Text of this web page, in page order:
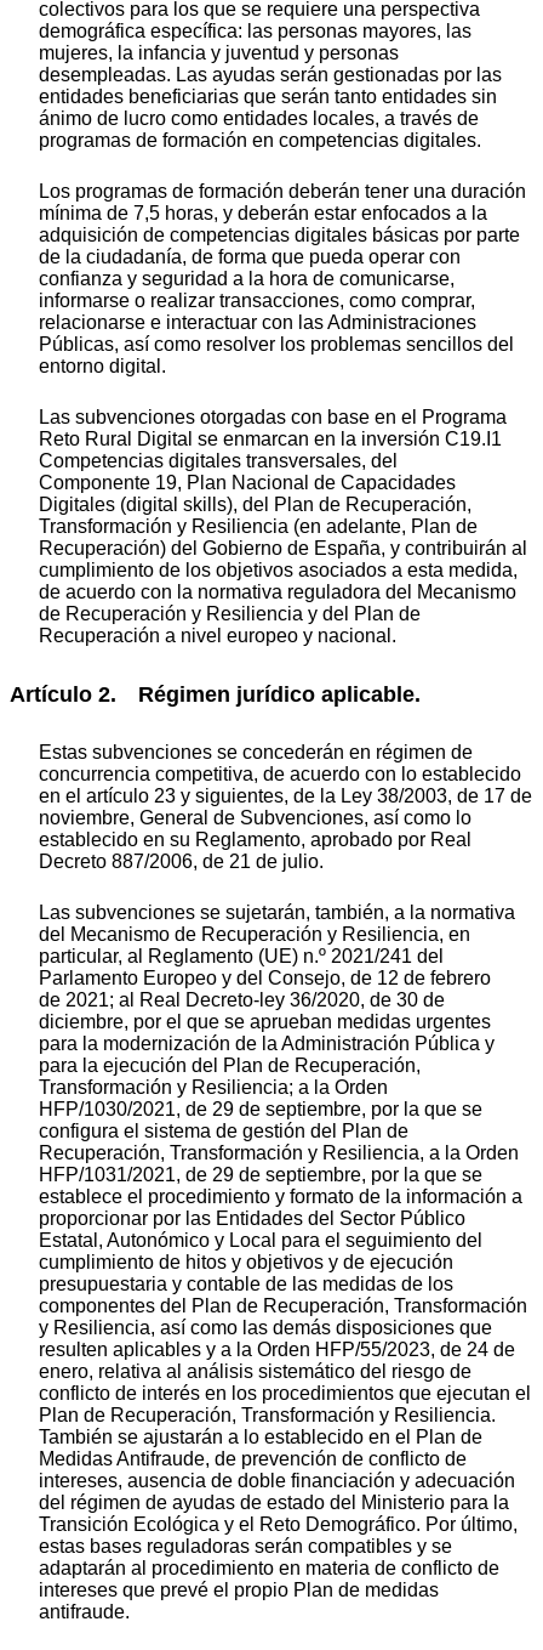
colectivos para los que se requiere una perspectiva
demográfica específica: las personas mayores, las
mujeres, la infancia y juventud y personas
desempleadas. Las ayudas serán gestionadas por las
entidades beneficiarias que serán tanto entidades sin
ánimo de lucro como entidades locales, a través de
programas de formación en competencias digitales.
Los programas de formación deberán tener una duración
mínima de 7,5 horas, y deberán estar enfocados a la
adquisición de competencias digitales básicas por parte
de la ciudadanía, de forma que pueda operar con
confianza y seguridad a la hora de comunicarse,
informarse o realizar transacciones, como comprar,
relacionarse e interactuar con las Administraciones
Públicas, así como resolver los problemas sencillos del
entorno digital.
Las subvenciones otorgadas con base en el Programa
Reto Rural Digital se enmarcan en la inversión C19.I1
Competencias digitales transversales, del
Componente 19, Plan Nacional de Capacidades
Digitales (digital skills), del Plan de Recuperación,
Transformación y Resiliencia (en adelante, Plan de
Recuperación) del Gobierno de España, y contribuirán al
cumplimiento de los objetivos asociados a esta medida,
de acuerdo con la normativa reguladora del Mecanismo
de Recuperación y Resiliencia y del Plan de
Recuperación a nivel europeo y nacional.
Artículo 2. Régimen jurídico aplicable.
Estas subvenciones se concederán en régimen de
concurrencia competitiva, de acuerdo con lo establecido
en el artículo 23 y siguientes, de la Ley 38/2003, de 17 de
noviembre, General de Subvenciones, así como lo
establecido en su Reglamento, aprobado por Real
Decreto 887/2006, de 21 de julio.
Las subvenciones se sujetarán, también, a la normativa
del Mecanismo de Recuperación y Resiliencia, en
particular, al Reglamento (UE) n.º 2021/241 del
Parlamento Europeo y del Consejo, de 12 de febrero
de 2021; al Real Decreto-ley 36/2020, de 30 de
diciembre, por el que se aprueban medidas urgentes
para la modernización de la Administración Pública y
para la ejecución del Plan de Recuperación,
Transformación y Resiliencia; a la Orden
HFP/1030/2021, de 29 de septiembre, por la que se
configura el sistema de gestión del Plan de
Recuperación, Transformación y Resiliencia, a la Orden
HFP/1031/2021, de 29 de septiembre, por la que se
establece el procedimiento y formato de la información a
proporcionar por las Entidades del Sector Público
Estatal, Autonómico y Local para el seguimiento del
cumplimiento de hitos y objetivos y de ejecución
presupuestaria y contable de las medidas de los
componentes del Plan de Recuperación, Transformación
y Resiliencia, así como las demás disposiciones que
resulten aplicables y a la Orden HFP/55/2023, de 24 de
enero, relativa al análisis sistemático del riesgo de
conflicto de interés en los procedimientos que ejecutan el
Plan de Recuperación, Transformación y Resiliencia.
También se ajustarán a lo establecido en el Plan de
Medidas Antifraude, de prevención de conflicto de
intereses, ausencia de doble financiación y adecuación
del régimen de ayudas de estado del Ministerio para la
Transición Ecológica y el Reto Demográfico. Por último,
estas bases reguladoras serán compatibles y se
adaptarán al procedimiento en materia de conflicto de
intereses que prevé el propio Plan de medidas
antifraude.